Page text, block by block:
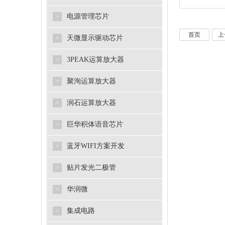
> 电源管理芯片
> 天微显示驱动芯片
> 3PEAK运算放大器
> 聚洵运算放大器
> 润石运算放大器
> 巨华积体语音芯片
> 蓝牙WIFI方案开发
> 贴片发光二极管
> 华润微
> 集成电路
首页